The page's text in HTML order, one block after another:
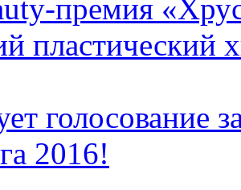
премия
пластический
голосование
2016!